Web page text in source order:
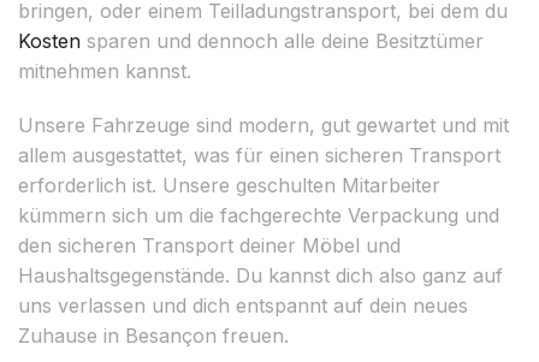
bringen, oder einem Teilladungstransport, bei dem du
Kosten sparen und dennoch alle deine Besitztümer
mitnehmen kannst.
Unsere Fahrzeuge sind modern, gut gewartet und mit
allem ausgestattet, was für einen sicheren Transport
erforderlich ist. Unsere geschulten Mitarbeiter
kümmern sich um die fachgerechte Verpackung und
den sicheren Transport deiner Möbel und
Haushaltsgegenstände. Du kannst dich also ganz auf
uns verlassen und dich entspannt auf dein neues
Zuhause in Besançon freuen.